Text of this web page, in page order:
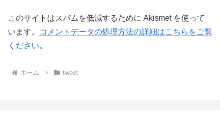
このサイトはスパムを低減するために Akismet を使って
います。
コメントデータの処理方法の詳細はこちらをご覧
ください。
ホーム tweet